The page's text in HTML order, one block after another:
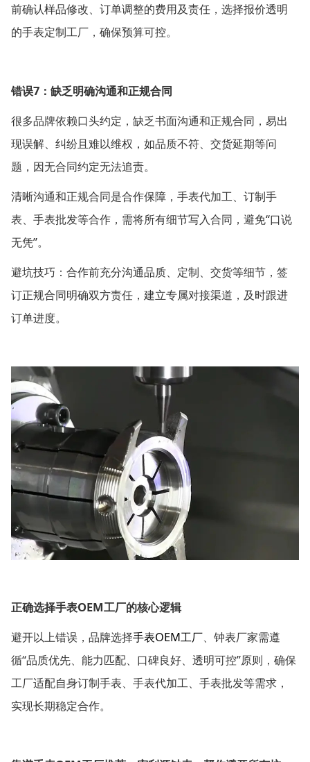
前确认样品修改、订单调整的费用及责任，选择报价透明
的手表定制工厂，确保预算可控。
错误7 ：缺乏明确沟通和正规合同
很多品牌依赖口头约定，缺乏书面沟通和正规合同，易出
现误解、纠纷且难以维权，如品质不符、交货延期等问
题，因无合同约定无法追责。
清晰沟通和正规合同是合作保障，手表代加工、订制手
表、手表批发等合作，需将所有细节写入合同，避免“口说
无凭”。
避坑技巧：合作前充分沟通品质、定制、交货等细节，签
订正规合同明确双方责任，建立专属对接渠道，及时跟进
订单进度。
正确选择手表OEM工厂的核心逻辑
避开以上错误，品牌选择手表OEM工厂、钟表厂家需遵
循“品质优先、能力匹配、口碑良好、透明可控”原则，确保
工厂适配自身订制手表、手表代加工、手表批发等需求，
实现长期稳定合作。